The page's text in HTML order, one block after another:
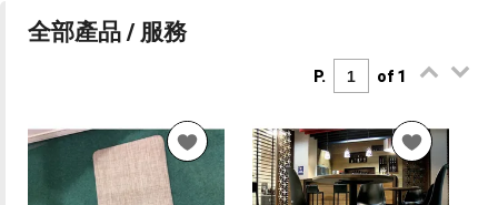
全部產品 / 服務
P. of 1